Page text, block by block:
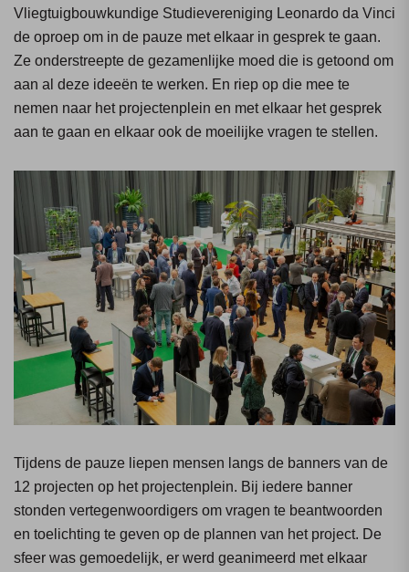
Vliegtuigbouwkundige Studievereniging Leonardo da Vinci
de oproep om in de pauze met elkaar in gesprek te gaan.
Ze onderstreepte de gezamenlijke moed die is getoond om
aan al deze ideeën te werken. En riep op die mee te
nemen naar het projectenplein en met elkaar het gesprek
aan te gaan en elkaar ook de moeilijke vragen te stellen.
Tijdens de pauze liepen mensen langs de banners van de
12 projecten op het projectenplein. Bij iedere banner
stonden vertegenwoordigers om vragen te beantwoorden
en toelichting te geven op de plannen van het project. De
sfeer was gemoedelijk, er werd geanimeerd met elkaar